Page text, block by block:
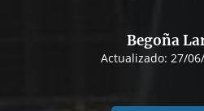
Begoña
Actualizado: 27/